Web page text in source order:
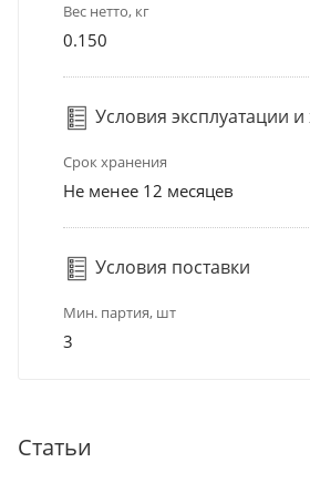
Вес нетто, кг
0.150
Условия эксплуатации
Срок хранения
Не менее 12 месяцев
Условия поставки
Мин. партия, шт
3
Статьи